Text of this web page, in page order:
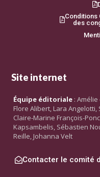
Conditions
des
Site internet
Équipe éditoriale :
Flore Alibert, Lara
Claire-Marine François-
Kapsambelis, Sébastien
Reille, Johanna Velt
Contacter le comité